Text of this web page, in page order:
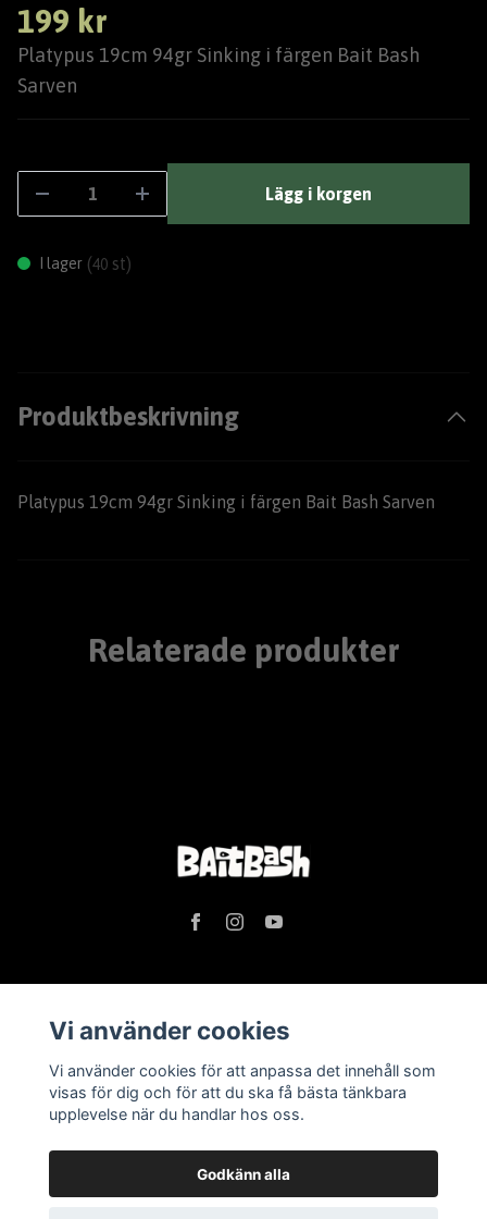
199 kr
Platypus 19cm 94gr Sinking i färgen Bait Bash
Sarven
Lägg i korgen
I lager (40 st)
Produktbeskrivning
Platypus 19cm 94gr Sinking i färgen Bait Bash Sarven
Relaterade produkter
Kontakt
Vi använder cookies
Vi använder cookies för att anpassa det innehåll som
visas för dig och för att du ska få bästa tänkbara
upplevelse när du handlar hos oss.
Godkänn alla